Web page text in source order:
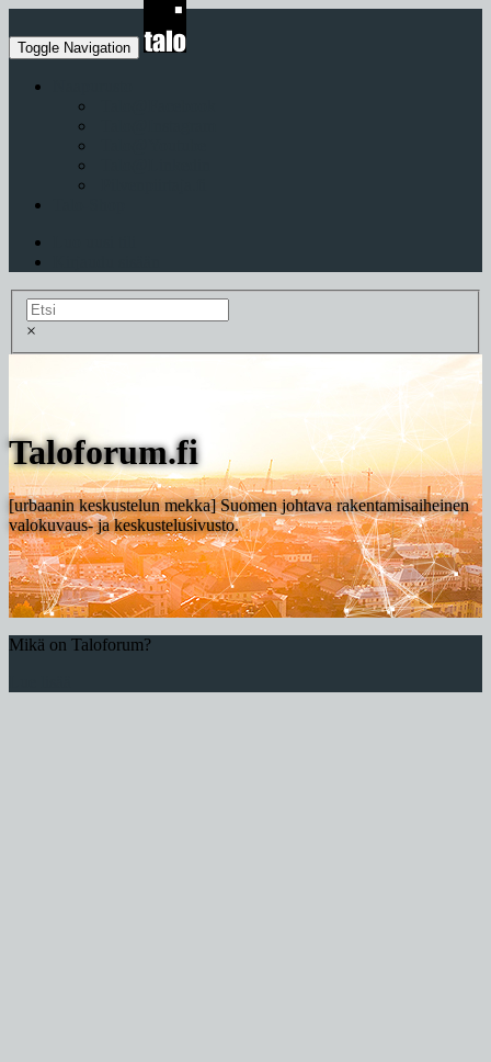
Toggle Navigation
×
Taloforum.fi
[urbaanin keskustelun mekka] Suomen johtava rakentamisaiheinen
valokuvaus- ja keskustelusivusto.
Mikä on Taloforum?